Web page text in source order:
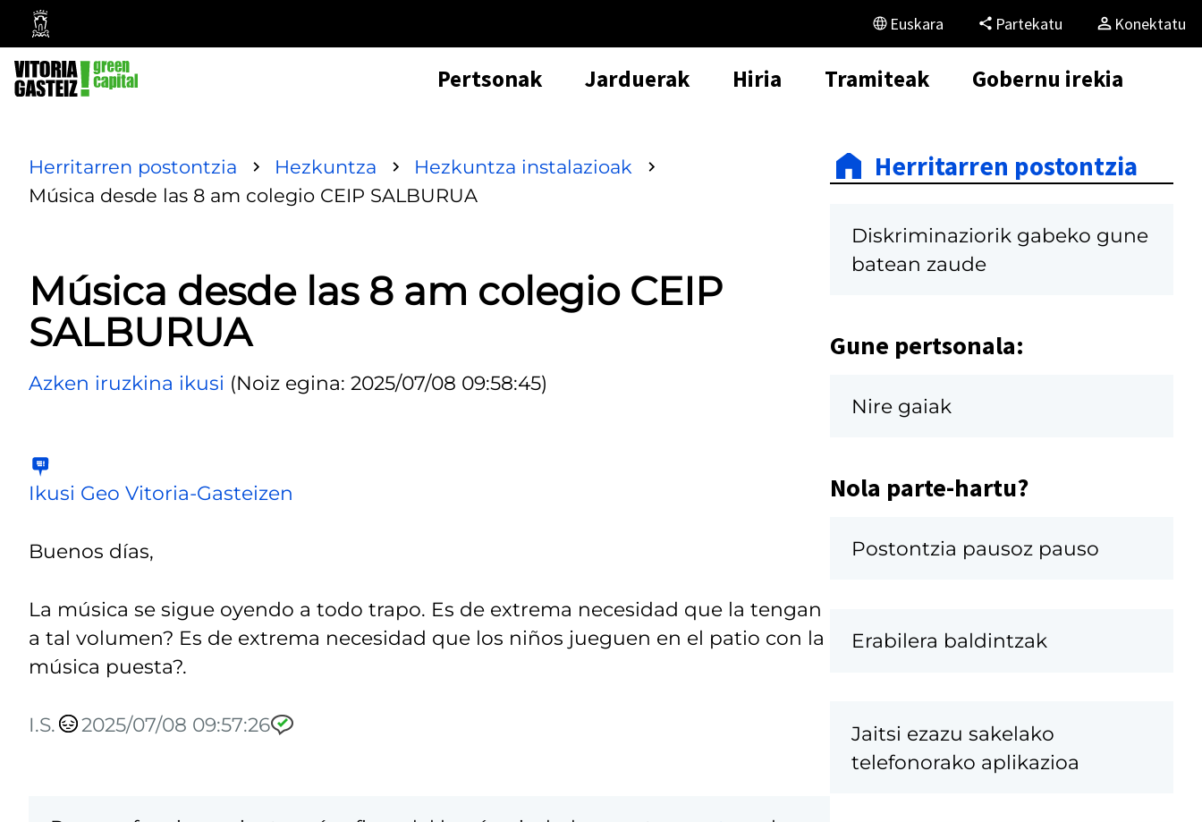
Vitoria-
Gasteizko
Udala
Euskara Partekatu Konektatu
Pertsonak Jarduerak Hiria Tramiteak Gobernu irekia
Herritarren postontzia Hezkuntza
Hezkuntza instalazioak
Música desde las 8 am colegio CEIP SALBURUA
Música desde las 8 am colegio CEIP
SALBURUA
Azken iruzkina ikusi (Noiz egina: 2025/07/08 09:58:45)
Ikusi Geo Vitoria-Gasteizen
Buenos días,
La música se sigue oyendo a todo trapo. Es de extrema necesidad que la tengan
a tal volumen? Es de extrema necesidad que los niños jueguen en el patio con la
música puesta?.
I.S. 2025/07/08 09:57:26
Herritarren postontzia
Diskriminaziorik gabeko gune
batean zaude
Gune pertsonala:
Nire gaiak
Nola parte-hartu?
Postontzia pausoz pauso
Erabilera baldintzak
Jaitsi ezazu sakelako
telefonorako aplikazioa